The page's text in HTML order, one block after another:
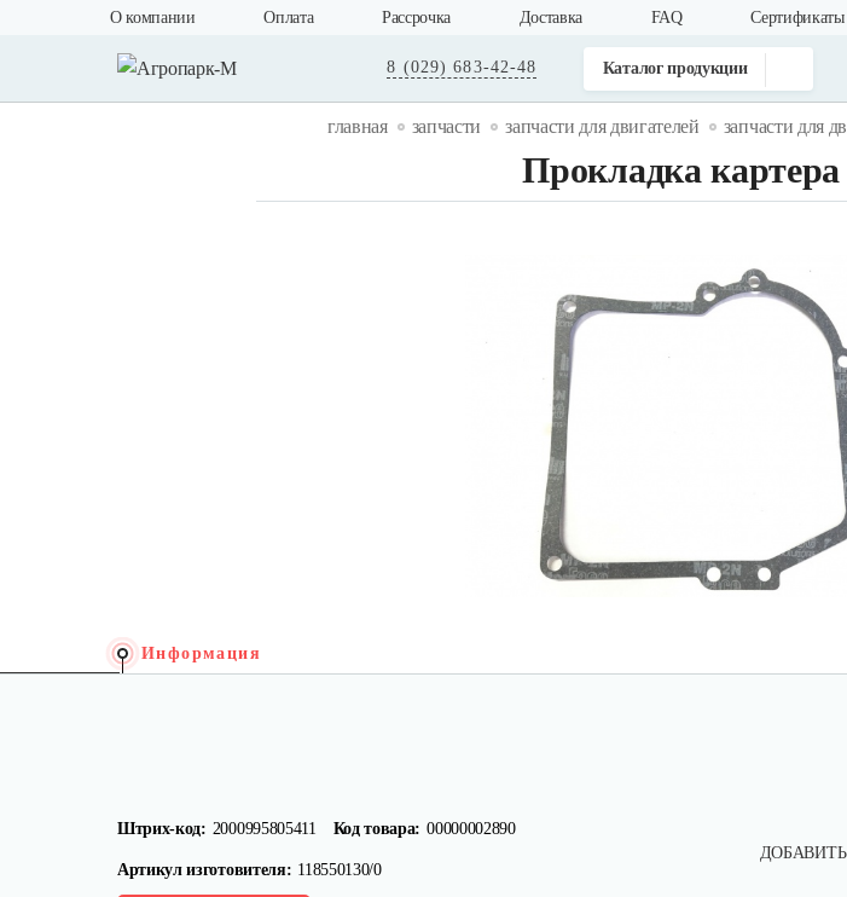
О компании Оплата Рассрочка Доставка FAQ Cертификаты
8 (029) 683-42-48 Каталог продукции
главная запчасти запчасти для двигателей запчасти для
Прокладка
Информация
Штрих-код: 2000995805411 Код товара: 00000002890
Артикул изготовителя: 118550130/0